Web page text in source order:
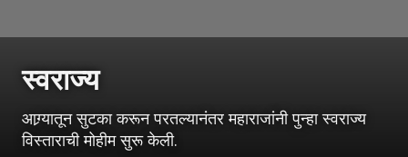
स्वराज्य
आग्र्यातून सुटका करून परतल्यानंतर महाराजांनी पुन्हा स्वराज्य
विस्ताराची मोहीम सुरू केली.